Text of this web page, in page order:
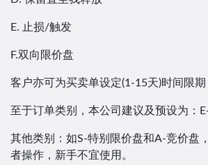
E. 止损/触发
F.双向限价盘
客户亦可为买卖单设定(1-15天)时间限期
至于订单类别，本公司建议及预设为：
其他类别：如S-特别限价盘和A-竞价盘
者操作，新手不宜使用。